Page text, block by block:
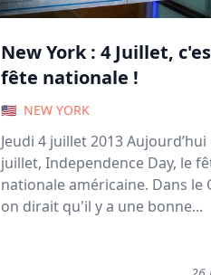
New York : 4 Juillet,
fête nationale !
🇺🇸 NEW YORK
Jeudi 4 juillet 2013 Aujourd’hui
juillet, Independence Day, le
nationale américaine. Dans le
on dirait qu'il y a une bonne...